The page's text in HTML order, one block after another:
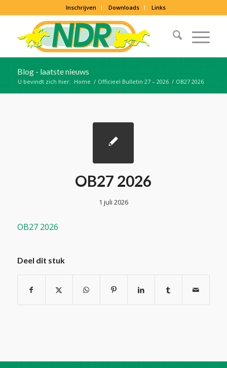
Inschrijven Downloads Links
Blog - laatste nieuws
U bevindt zich hier: Home / Officieel Bulletin 27 – 2026 / OB27 2026
OB27 2026
1 juli 2026
OB27 2026
Deel dit stuk